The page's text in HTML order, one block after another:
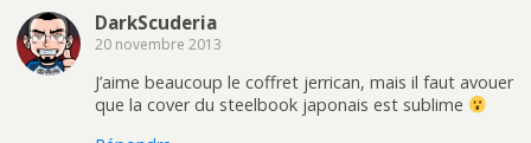
DarkScuderia
20 novembre 2013
J’aime beaucoup le coffret jerrican, mais il faut avouer
que la cover du steelbook japonais est sublime